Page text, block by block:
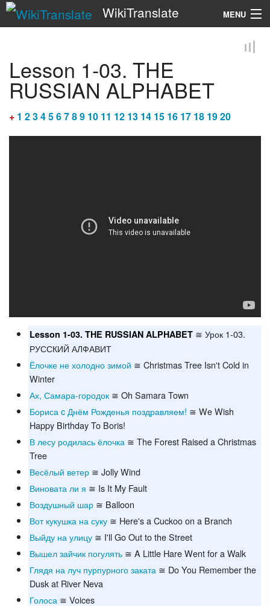
WikiTranslate MENU
Lesson 1-03. THE
RUSSIAN ALPHABET
+ 1 23456789 10 11 12 13 14 15 16 17 18 1920
Lesson 1-03. THE RUSSIAN ALPHABET ≅ Урок 1-03.
РУССКИЙ АЛФАВИТ
Ёлочке не холодно зимой ≅ Christmas Tree Isn't Cold in
Winter
Ах, Самара-городок ≅ Oh Samara Town
Бориса c Днём Рожденья поздравляем! ≅ We Wish
Happy Birthday To Boris!
В лесу родилась ёлочка ≅ The Forest Raised a Christmas
Tree
Весёлый ветер ≅ Jolly Wind
Виновата ли я ≅ Is It My Fault
Воздушный шар ≅ Balloon
Вот кукушка на суку ≅ Here's a Cuckoo on a Branch
Выйду на улицу ≅ I'll Go Out to the Street
Вышел зайчик погулять ≅ A Little Hare Went for a Walk
Глядя на луч пурпурного заката ≅ Do You Remember the
Dusk at River Neva
Голоса ≅ Voices